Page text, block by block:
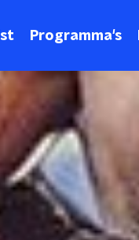
Programma's